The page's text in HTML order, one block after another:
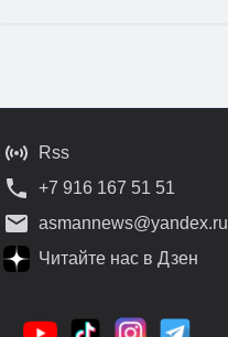
Rss
+7 916 167 51 51
asmannews@yandex.ru
Читайте нас в Дзен